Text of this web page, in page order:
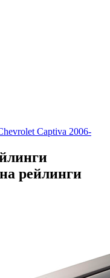
Captiva 2006-
рейлинги